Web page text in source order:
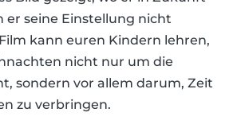
er seine Einstellung nicht
kann euren Kindern lehren,
nicht nur um die
sondern vor allem darum, Zeit
zu verbringen.